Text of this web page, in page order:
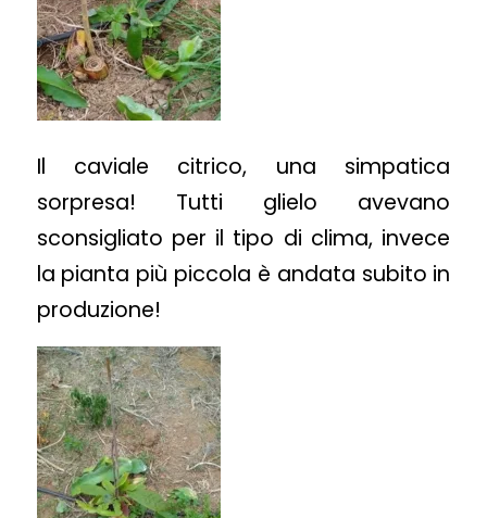
Il caviale citrico, una simpatica
sorpresa! Tutti glielo avevano
sconsigliato per il tipo di clima, invece
la pianta più piccola è andata subito in
produzione!